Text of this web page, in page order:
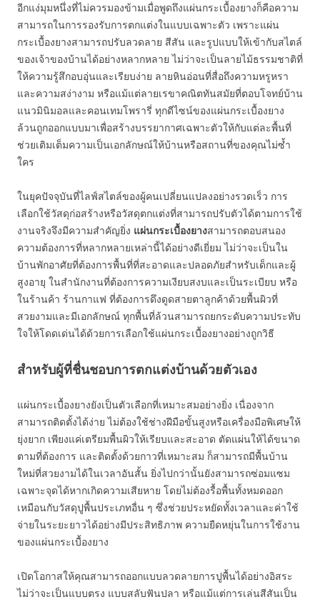
อีกแง่มุมหนึ่งที่ไม่ควรมองข้ามเมื่อพูดถึงแผ่นกระเบื้องยางก็คือความ
สามารถในการรองรับการตกแต่งในแบบเฉพาะตัว เพราะแผ่น
กระเบื้องยางสามารถปรับลวดลาย สีสัน และรูปแบบให้เข้ากับสไตล์
ของเจ้าของบ้านได้อย่างหลากหลาย ไม่ว่าจะเป็นลายไม้ธรรมชาติที่
ให้ความรู้สึกอบอุ่นและเรียบง่าย ลายหินอ่อนที่สื่อถึงความหรูหรา
และความสง่างาม หรือแม้แต่ลายเรขาคณิตทันสมัยที่ตอบโจทย์บ้าน
แนวมินิมอลและคอนเทมโพรารี่ ทุกดีไซน์ของแผ่นกระเบื้องยาง
ล้วนถูกออกแบบมาเพื่อสร้างบรรยากาศเฉพาะตัวให้กับแต่ละพื้นที่
ช่วยเติมเต็มความเป็นเอกลักษณ์ให้บ้านหรือสถานที่ของคุณไม่ซ้ำ
ใคร
ในยุคปัจจุบันที่ไลฟ์สไตล์ของผู้คนเปลี่ยนแปลงอย่างรวดเร็ว การ
เลือกใช้วัสดุก่อสร้างหรือวัสดุตกแต่งที่สามารถปรับตัวได้ตามการใช้
งานจริงจึงมีความสำคัญยิ่ง แผ่นกระเบื้องยางสามารถตอบสนอง
ความต้องการที่หลากหลายเหล่านี้ได้อย่างดีเยี่ยม ไม่ว่าจะเป็นใน
บ้านพักอาศัยที่ต้องการพื้นที่ที่สะอาดและปลอดภัยสำหรับเด็กและผู้
สูงอายุ ในสำนักงานที่ต้องการความเงียบสงบและเป็นระเบียบ หรือ
ในร้านค้า ร้านกาแฟ ที่ต้องการดึงดูดสายตาลูกค้าด้วยพื้นผิวที่
สวยงามและมีเอกลักษณ์ ทุกพื้นที่ล้วนสามารถยกระดับความประทับ
ใจให้โดดเด่นได้ด้วยการเลือกใช้แผ่นกระเบื้องยางอย่างถูกวิธี
สำหรับผู้ที่ชื่นชอบการตกแต่งบ้านด้วยตัวเอง
แผ่นกระเบื้องยางยังเป็นตัวเลือกที่เหมาะสมอย่างยิ่ง เนื่องจาก
สามารถติดตั้งได้ง่าย ไม่ต้องใช้ช่างฝีมือขั้นสูงหรือเครื่องมือพิเศษให้
ยุ่งยาก เพียงแค่เตรียมพื้นผิวให้เรียบและสะอาด ตัดแผ่นให้ได้ขนาด
ตามที่ต้องการ และติดตั้งด้วยกาวที่เหมาะสม ก็สามารถมีพื้นบ้าน
ใหม่ที่สวยงามได้ในเวลาอันสั้น ยิ่งไปกว่านั้นยังสามารถซ่อมแซม
เฉพาะจุดได้หากเกิดความเสียหาย โดยไม่ต้องรื้อพื้นทั้งหมดออก
เหมือนกับวัสดุปูพื้นประเภทอื่น ๆ ซึ่งช่วยประหยัดทั้งเวลาและค่าใช้
จ่ายในระยะยาวได้อย่างมีประสิทธิภาพ ความยืดหยุ่นในการใช้งาน
ของแผ่นกระเบื้องยาง
เปิดโอกาสให้คุณสามารถออกแบบลวดลายการปูพื้นได้อย่างอิสระ
ไม่ว่าจะเป็นแบบตรง แบบสลับฟันปลา หรือแม้แต่การเล่นสีสันเป็น